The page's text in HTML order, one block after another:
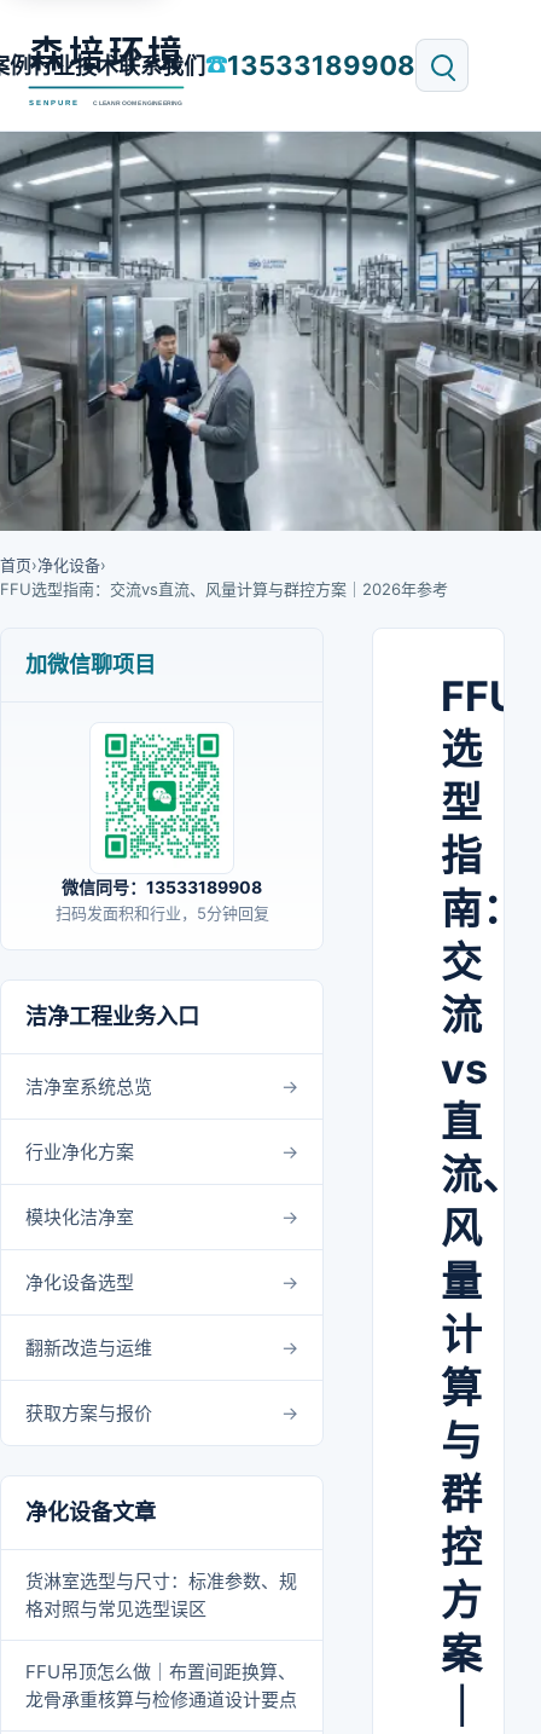
例行业技术联系我们☎13533189908
首页›净化设备›
FFU选型指南：交流vs直流、风量计算与群控方案｜2026年参考
加微信聊项目
微信同号：13533189908
扫码发面积和行业，5分钟回复
洁净工程业务入口
洁净室系统总览
行业净化方案
模块化洁净室
净化设备选型
翻新改造与运维
获取方案与报价
净化设备文章
货淋室选型与尺寸：标准参数、规
格对照与常见选型误区
FFU吊顶怎么做｜布置间距换算、
龙骨承重核算与检修通道设计要点
FFU
选
型
指
南：
交
流
vs
直
流、
风
量
计
算
与
群
控
方
案